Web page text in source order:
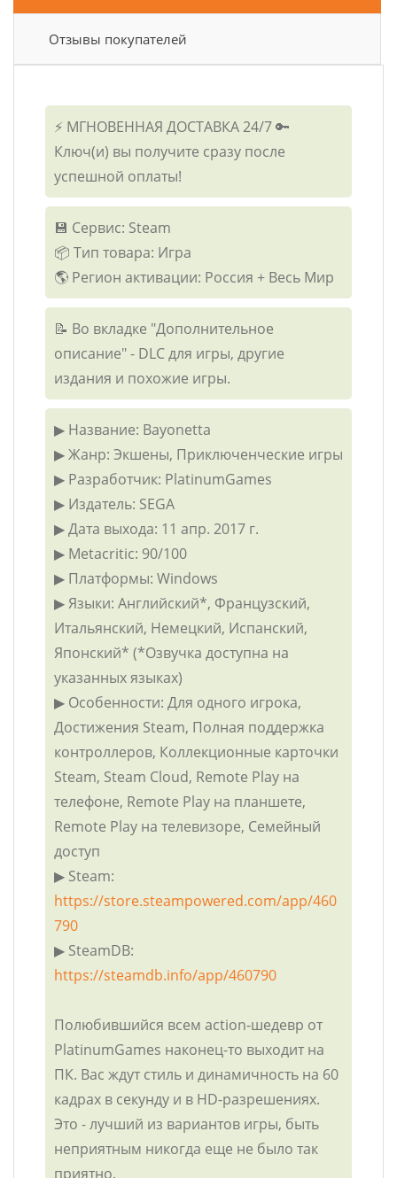
Отзывы покупателей
⚡ МГНОВЕННАЯ ДОСТАВКА 24/7 🔑
Ключ(и) вы получите сразу после
успешной оплаты!
💾 Сервис: Steam
📦 Тип товара: Игра
🌎 Регион активации: Россия + Весь Мир
📝 Во вкладке "Дополнительное
описание" - DLC для игры, другие
издания и похожие игры.
▶ Название: Bayonetta
▶ Жанр: Экшены, Приключенческие игры
▶ Разработчик: PlatinumGames
▶ Издатель: SEGA
▶ Дата выхода: 11 апр. 2017 г.
▶ Metacritic: 90/100
▶ Платформы: Windows
▶ Языки: Английский*, Французский,
Итальянский, Немецкий, Испанский,
Японский* (*Озвучка доступна на
указанных языках)
▶ Особенности: Для одного игрока,
Достижения Steam, Полная поддержка
контроллеров, Коллекционные карточки
Steam, Steam Cloud, Remote Play на
телефоне, Remote Play на планшете,
Remote Play на телевизоре, Семейный
доступ
▶ Steam:
https://store.steampowered.com/app/460
790
▶ SteamDB:
https://steamdb.info/app/460790
Полюбившийся всем action-шедевр от
PlatinumGames наконец-то выходит на
ПК. Вас ждут стиль и динамичность на 60
кадрах в секунду и в HD-разрешениях.
Это - лучший из вариантов игры, быть
неприятным никогда еще не было так
приятно.